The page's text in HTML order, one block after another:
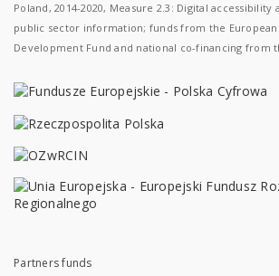
Poland, 2014-2020, Measure 2.3: Digital accessibility
public sector information; funds from the European
Development Fund and national co-financing from
Partners funds